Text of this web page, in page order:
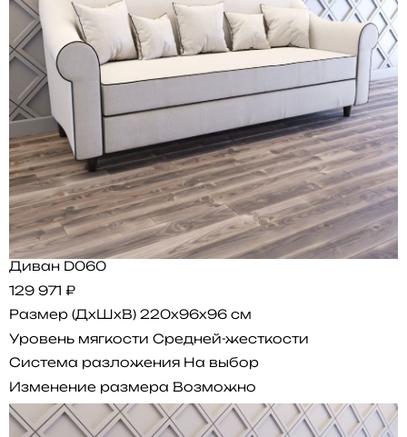
Диван D060
129 971 ₽
Размер (ДхШхВ) 220x96x96 см
Уровень мягкости Средней-жесткости
Система разложения На выбор
Изменение размера Возможно